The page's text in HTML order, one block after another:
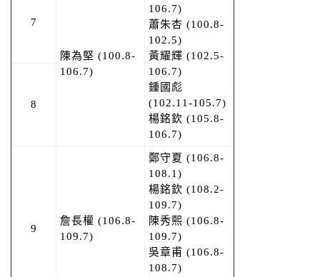
7
陳為堅 (100.8-
106.7)
106.7)
蕭朱杏 (100.8-
102.5)
黃耀輝 (102.5-
106.7)
鍾國彪
(102.11-105.7)
楊銘欽 (105.8-
106.7)
8
9
詹長權 (106.8-
109.7)
鄭守夏 (106.8-
108.1)
楊銘欽 (108.2-
109.7)
陳秀熙 (106.8-
109.7)
吳章甫 (106.8-
108.7)